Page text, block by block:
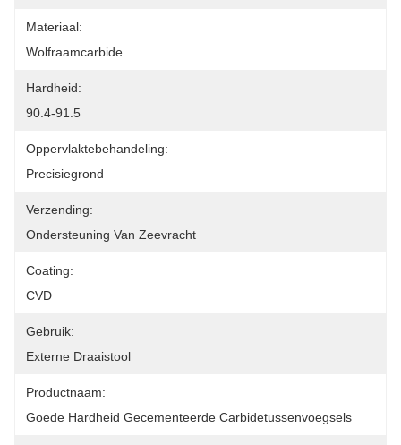
Materiaal:
Wolfraamcarbide
Hardheid:
90.4-91.5
Oppervlaktebehandeling:
Precisiegrond
Verzending:
Ondersteuning Van Zeevracht
Coating:
CVD
Gebruik:
Externe Draaistool
Productnaam:
Goede Hardheid Gecementeerde Carbidetussenvoegsels